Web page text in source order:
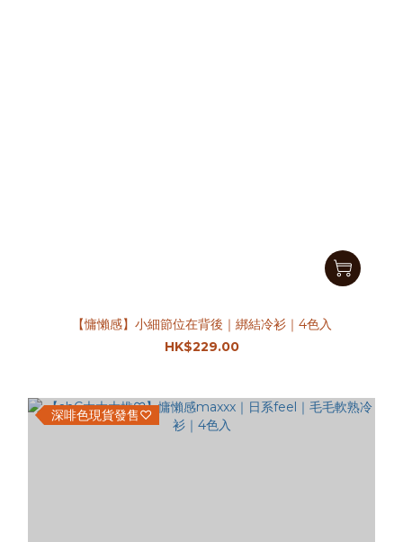
【慵懶感】小細節位在背後｜綁結冷衫｜4色入
HK$229.00
深啡色現貨發售♡